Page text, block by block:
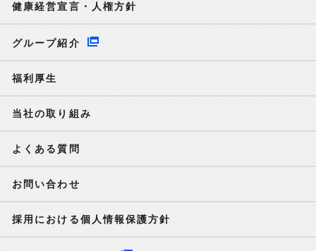
健康経営宣言・人権方針
グループ紹介
福利厚生
当社の取り組み
よくある質問
お問い合わせ
採用における個人情報保護方針